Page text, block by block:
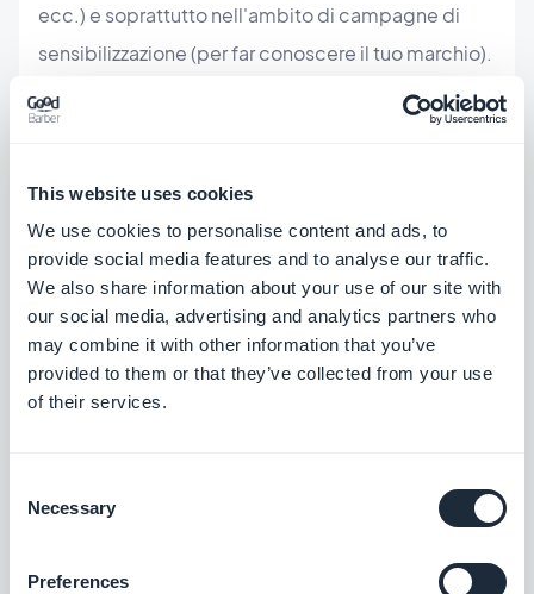
This website uses cookies
We use cookies to personalise content and ads, to
provide social media features and to analyse our traffic.
We also share information about your use of our site with
our social media, advertising and analytics partners who
may combine it with other information that you’ve
provided to them or that they’ve collected from your use
of their services.
Selection
Necessary
Preferences
ecc.) e soprattutto nell'ambito di campagne di
sensibilizzazione (per far conoscere il tuo marchio).
D'altra parte, può essere molto interessante se fai
campagne per i tuoi clienti che hanno delle
lavorare organicamente (per essere riconosciuti
dai motori di ricerca). Inoltre, se hai disegnato
delle belle app o creato delleapp demopuoi
approfittare per metterle in mostra su questa
piattaforma.
anni. Infatti il suo pubblico è stagnante a circa 330
Facebook. È quindi ora un po' meno impattante e